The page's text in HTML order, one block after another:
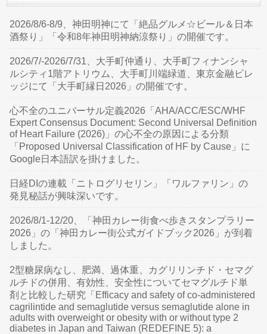
2026/8/6-8/9、神田明神にて「絶品グルメ☆ビール＆日本
酒祭り」「令和8年神田明神納涼祭り」の開催です。
2026/7/-2026/7/31、大手町仲通り、大手町フィナンシャ
ルシティ1階アトリウム、大手町川端緑道、東京金融ビレ
ッジにて「大手町縁日2026」の開催です。
心不全のユニバーサル定義2026「AHA/ACC/ESC/WHF
Expert Consensus Document: Second Universal Definition
of Heart Failure (2026)」の心不全の原因による分類
「Proposed Universal Classification of HF by Cause」に
Google日本語訳を掛けました。
日経DIの連載「ニトログリセリン」「ワルファリン」の
発見秘話が興味深いです。
2026/8/1-12/20、「神田カレー街食べ歩きスタンプラリー
2026」の「神田カレー街公式ガイドブック2026」が到着
しました。
2型糖尿病なし、肥満、過体重、カグリリンチド・セマグ
ルチドの併用、有効性、安全性についてセマグルチド単
剤と比較した研究「Efficacy and safety of co-administered
cagrilintide and semaglutide versus semaglutide alone in
adults with overweight or obesity with or without type 2
diabetes in Japan and Taiwan (REDEFINE 5): a